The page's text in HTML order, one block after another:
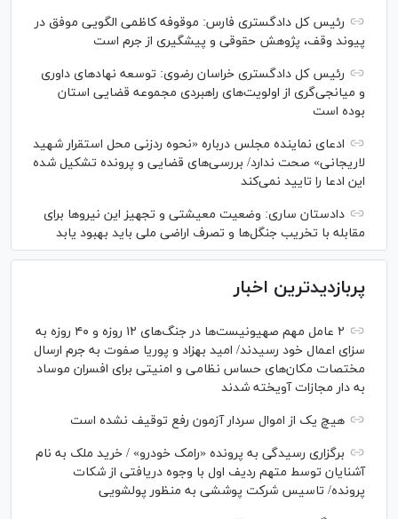
رئیس کل دادگستری فارس: موقوفه کاظمی الگویی موفق در
پیوند وقف، پژوهش حقوقی و پیشگیری از جرم است
رئیس کل دادگستری خراسان رضوی: توسعه نهاد‌های داوری
و میانجی‌گری از اولویت‌های راهبردی مجموعه قضایی استان
بوده است
ادعای نماینده مجلس درباره «نحوه ردزنی محل استقرار شهید
لاریجانی» صحت ندارد/ بررسی‌های قضایی و پرونده تشکیل شده
این ادعا را تایید نمی‌کند
دادستان ساری: وضعیت معیشتی و تجهیز این نیرو‌ها برای
مقابله با تخریب جنگل‌ها و تصرف اراضی ملی باید بهبود یابد
پربازدیدترین اخبار
۲ عامل مهم صهیونیست‌ها در جنگ‌های ۱۲ روزه و ۴۰ روزه به
سزای اعمال خود رسیدند/ امید بهزاد و پوریا صفوت به جرم ارسال
مختصات مکان‌های حساس نظامی و امنیتی برای افسران موساد
به دار مجازات آویخته شدند
هیچ یک از اموال سردار آزمون رفع توقیف نشده است
برگزاری رسیدگی به پرونده «رامک خودرو» / خرید ملک به نام
آشنایان توسط متهم ردیف اول با وجوه دریافتی از شکات
پرونده/ تاسیس شرکت پوششی به منظور پولشویی